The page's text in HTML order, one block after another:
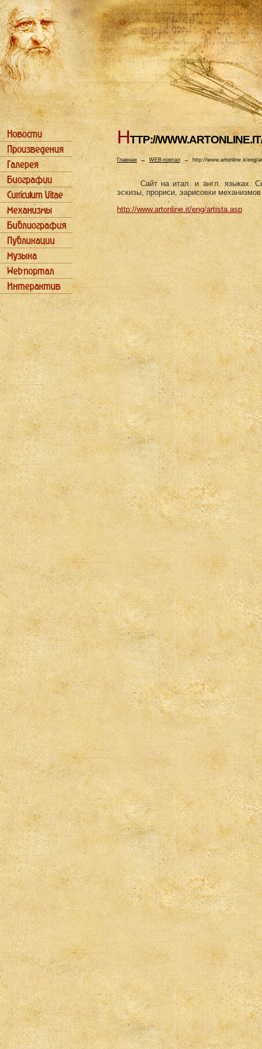
HTTP://
Главная→ WEB-портал → http://www.artonline.it/eng/
Сайт на итал. и англ. языках.
эскизы, прориси, эарисовки
http://www.artonline.it/eng/artista.asp